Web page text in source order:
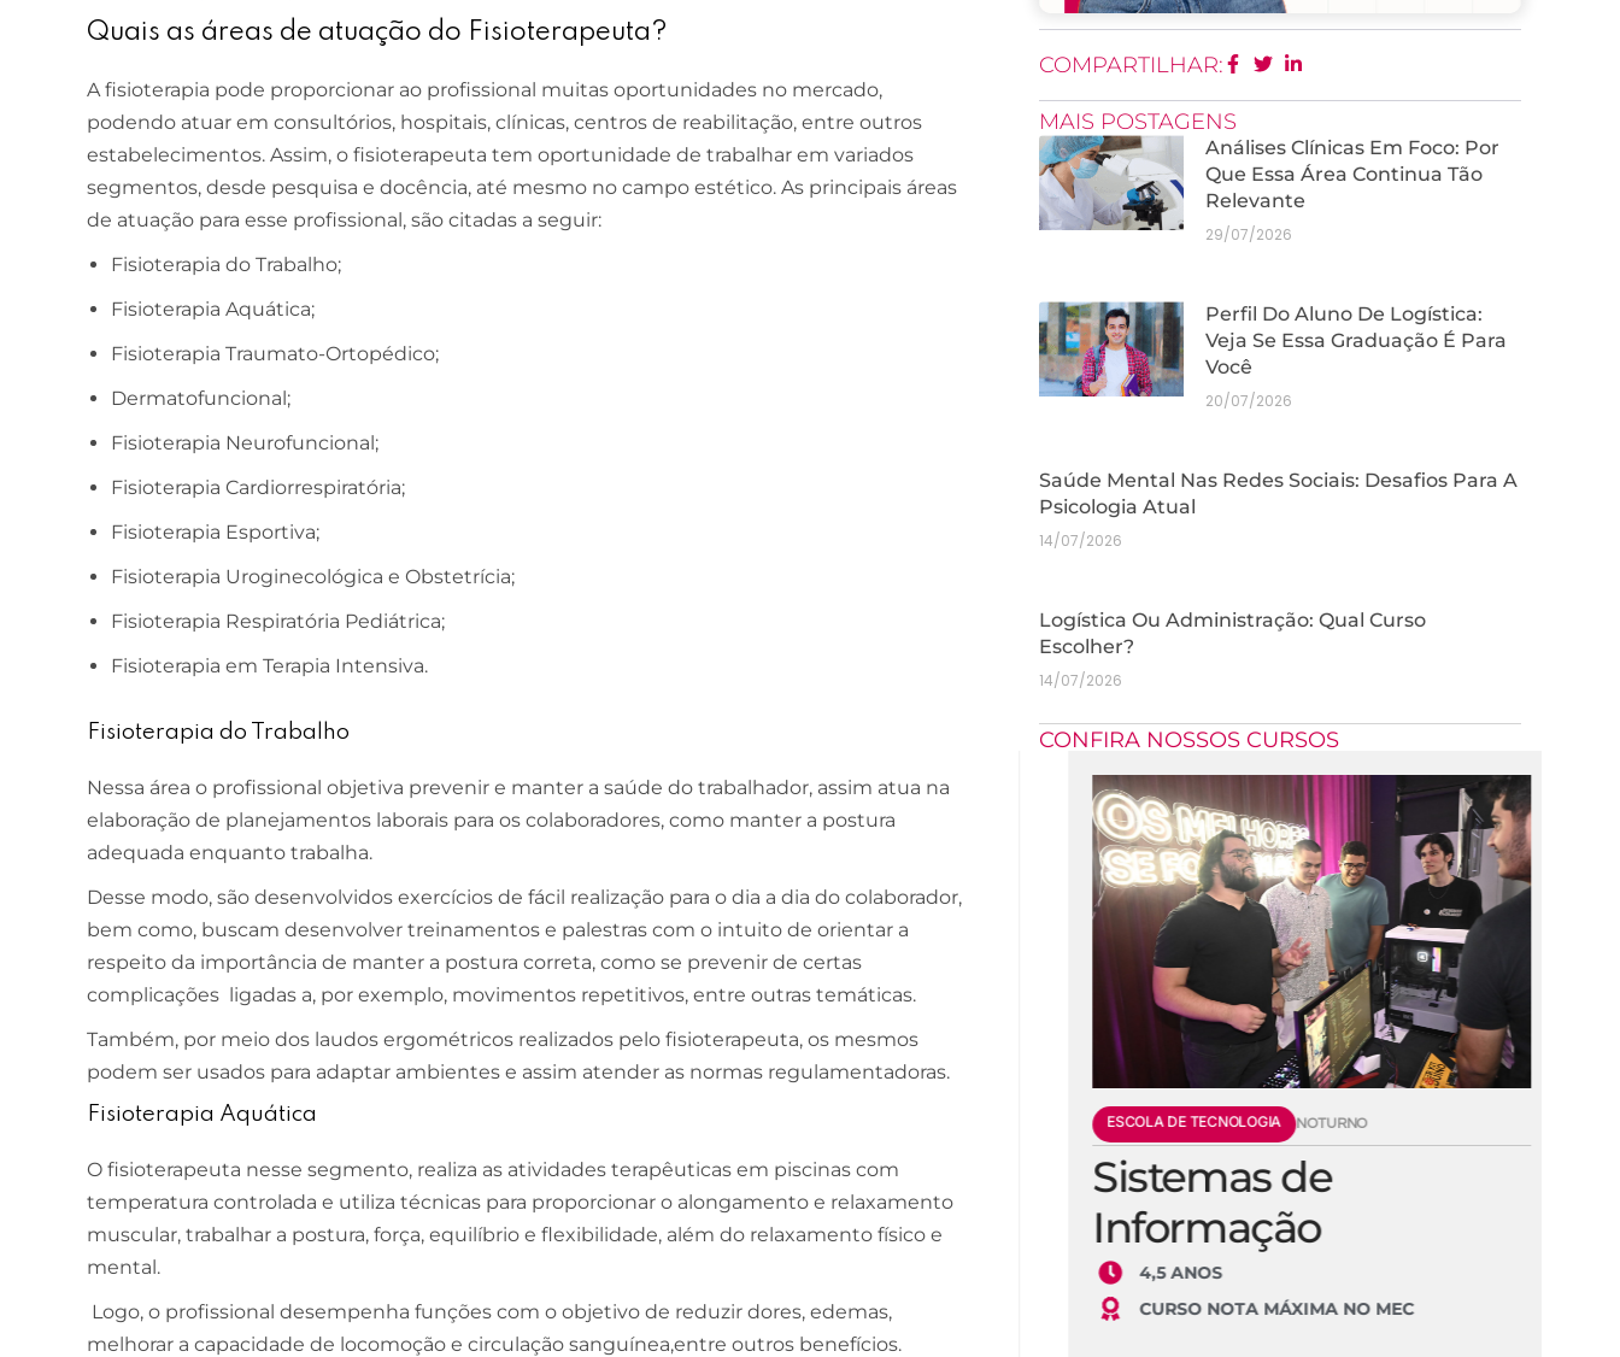
Quais as áreas de atuação do Fisioterapeuta?
A fisioterapia pode proporcionar ao profissional muitas oportunidades no mercado,
podendo atuar em consultórios, hospitais, clínicas, centros de reabilitação, entre outros
estabelecimentos. Assim, o fisioterapeuta tem oportunidade de trabalhar em variados
segmentos, desde pesquisa e docência, até mesmo no campo estético. As principais áreas
de atuação para esse profissional, são citadas a seguir:
Fisioterapia do Trabalho;
Fisioterapia Aquática;
Fisioterapia Traumato-Ortopédico;
Dermatofuncional;
Fisioterapia Neurofuncional;
Fisioterapia Cardiorrespiratória;
Fisioterapia Esportiva;
Fisioterapia Uroginecológica e Obstetrícia;
Fisioterapia Respiratória Pediátrica;
Fisioterapia em Terapia Intensiva.
Fisioterapia do Trabalho
Nessa área o profissional objetiva prevenir e manter a saúde do trabalhador, assim atua na
elaboração de planejamentos laborais para os colaboradores, como manter a postura
adequada enquanto trabalha.
Desse modo, são desenvolvidos exercícios de fácil realização para o dia a dia do colaborador,
bem como, buscam desenvolver treinamentos e palestras com o intuito de orientar a
respeito da importância de manter a postura correta, como se prevenir de certas
complicações ligadas a, por exemplo, movimentos repetitivos, entre outras temáticas.
Também, por meio dos laudos ergométricos realizados pelo fisioterapeuta, os mesmos
podem ser usados para adaptar ambientes e assim atender as normas regulamentadoras.
Fisioterapia Aquática
O fisioterapeuta nesse segmento, realiza as atividades terapêuticas em piscinas com
temperatura controlada e utiliza técnicas para proporcionar o alongamento e relaxamento
muscular, trabalhar a postura, força, equilíbrio e flexibilidade, além do relaxamento físico e
mental.
Logo, o profissional desempenha funções com o objetivo de reduzir dores, edemas,
melhorar a capacidade de locomoção e circulação sanguínea,entre outros benefícios.
COMPARTILHAR:
MAIS POSTAGENS
Análises Clínicas Em Foco: Por
Que Essa Área Continua Tão
Relevante
29/07/2026
Perfil Do Aluno De Logística:
Veja Se Essa Graduação É Para
Você
20/07/2026
Saúde Mental Nas Redes Sociais: Desafios Para A
Psicologia Atual
14/07/2026
Logística Ou Administração: Qual Curso
Escolher?
14/07/2026
CONFIRA NOSSOS CURSOS
ESCOLA DE NEGÓCIOS NOTURNO
Contábeis
MELHOR CURSO PRIVADO DE SÃO LUÍS -
Processos Gerenciais
2 ANOS
ESCOLA DE TECNOLOGIA NOTURNO
Sistemas de
Informação
4,5 ANOS
CURSO NOTA MÁXIMA NO MEC